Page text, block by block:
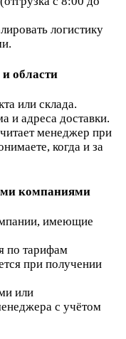
логистику
области
или склада.
и адреса доставки.
менеджер при
когда и за
компаниями
имеющие
по тарифам
при получении
или
с учётом